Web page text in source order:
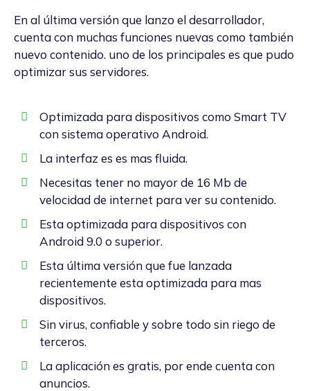
En al última versión que lanzo el desarrollador,
cuenta con muchas funciones nuevas como también
nuevo contenido. uno de los principales es que pudo
optimizar sus servidores.
Optimizada para dispositivos como Smart TV
con sistema operativo Android.
La interfaz es es mas fluida.
Necesitas tener no mayor de 16 Mb de
velocidad de internet para ver su contenido.
Esta optimizada para dispositivos con
Android 9.0 o superior.
Esta última versión que fue lanzada
recientemente esta optimizada para mas
dispositivos.
Sin virus, confiable y sobre todo sin riego de
terceros.
La aplicación es gratis, por ende cuenta con
anuncios.